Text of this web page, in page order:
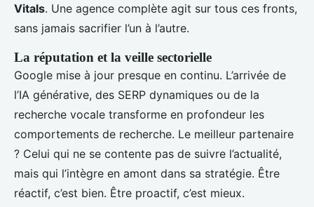
Vitals. Une agence complète agit sur tous ces fronts,
sans jamais sacrifier l’un à l’autre.
La réputation et la veille sectorielle
Google mise à jour presque en continu. L’arrivée de
l’IA générative, des SERP dynamiques ou de la
recherche vocale transforme en profondeur les
comportements de recherche. Le meilleur partenaire
? Celui qui ne se contente pas de suivre l’actualité,
mais qui l’intègre en amont dans sa stratégie. Être
réactif, c’est bien. Être proactif, c’est mieux.